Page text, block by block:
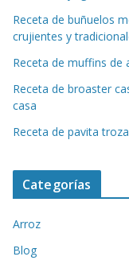
Receta de buñuelos
crujientes y
Receta de muffins de
Receta de broaster
casa
Receta de pavita
Categorías
Arroz
Blog